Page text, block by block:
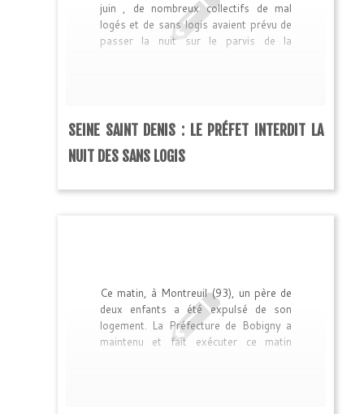
juin , de nombreux collectifs de mal
logés et de sans logis avaient prévu de
passer la nuit sur le parvis de la
résoudre de nombreux conflits en
cours dans le département : Le
collectif […]
SEINE SAINT DENIS : LE PRÉFET INTERDIT LA
NUIT DES SANS LOGIS
Ce matin, à Montreuil (93), un père de
deux enfants a été expulsé de son
logement. La Préfecture de Bobigny a
maintenu et fait exécuter ce matin